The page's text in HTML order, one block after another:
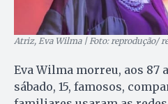
Atriz, Eva Wilma | Foto: reprodução/
Eva Wilma morreu, aos 87
sábado, 15, famosos,